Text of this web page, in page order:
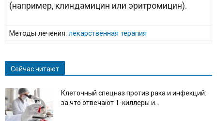
(например, клиндамицин или эритромицин).
Методы лечения: лекарственная терапия
Сейчас читают
Клеточный спецназ против рака и инфекций:
за что отвечают Т-киллеры и...